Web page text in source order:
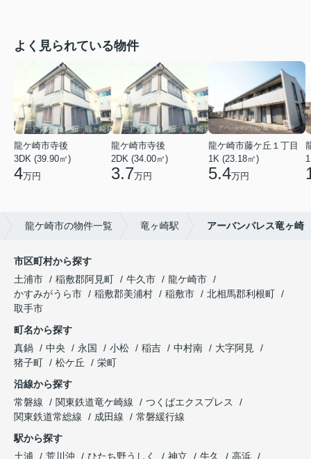
よく見られている物件
龍ケ崎市寺後
3DK (39.90㎡)
4万円
龍ケ崎市寺後
2DK (34.00㎡)
3.7万円
龍ケ崎市藤ケ丘１丁目
1K (23.18㎡)
5.4万円
龍ケ崎市の物件一覧 竜ヶ崎駅 アーバンパレス竜ヶ崎
市区町村から探す
土浦市
稲敷郡阿見町 牛久市
龍ケ崎市
かすみがうら市
稲敷郡美浦村 稲敷市
北相馬郡利根町
取手市
町名から探す
真鍋
中央 永国 小松 稲吉 中村南
大字阿見
猪子町
松ケ丘
栄町
沿線から探す
常磐線
関東鉄道竜ケ崎線
つくばエクスプレス
関東鉄道常総線
成田線
常磐緩行線
駅から探す
土浦
荒川沖 ひたち野うしく 神立 牛久
高浜